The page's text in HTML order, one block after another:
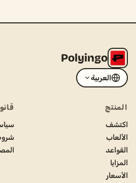
Polyingo
العربية
المنتج
اكتشف
الألعاب
القواعد
المزايا
الأسعار